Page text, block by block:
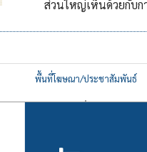
ส่วนใหญ่เห็นด้วยกับก
พื้นที่โฆษณา/ประชาสัมพันธ์